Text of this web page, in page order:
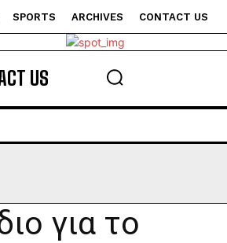
SPORTS ARCHIVES CONTACT US
US
για το